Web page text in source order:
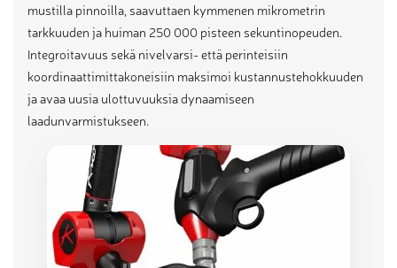
mustilla pinnoilla, saavuttaen kymmenen mikrometrin
tarkkuuden ja huiman 250 000 pisteen sekuntinopeuden.
Integroitavuus sekä nivelvarsi- että perinteisiin
koordinaattimittakoneisiin maksimoi kustannustehokkuuden
ja avaa uusia ulottuvuuksia dynaamiseen
laadunvarmistukseen.